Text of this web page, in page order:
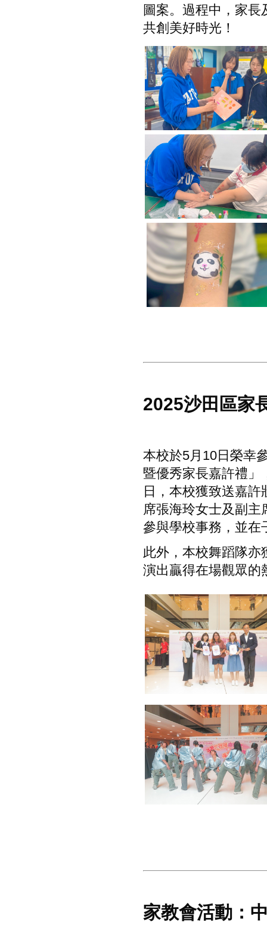
圖案。過程中，家
共創美好時光！
2025沙田區家
本校於5月10日榮幸
暨優秀家長嘉許禮」
日，本校獲致送嘉
席張海玲女士及副
參與學校事務，並在
此外，本校舞蹈隊亦
演出贏得在場觀眾
家教會活動：